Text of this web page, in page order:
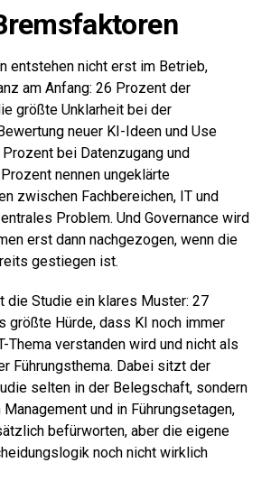
entstehen nicht erst im Betrieb,
am Anfang: 26 Prozent der
größte Unklarheit bei der
neuer KI-Ideen und Use
bei Datenzugang und
nennen ungeklärte
zwischen Fachbereichen, IT und
Problem. Und Governance wird
erst dann nachgezogen, wenn die
gestiegen ist.
die Studie ein klares Muster: 27
größte Hürde, dass KI noch immer
Thema verstanden wird und nicht als
Führungsthema. Dabei sitzt der
selten in der Belegschaft, sondern
und in Führungsetagen,
befürworten, aber die eigene
noch nicht wirklich